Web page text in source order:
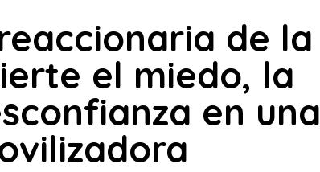
de la
el miedo, la
en una